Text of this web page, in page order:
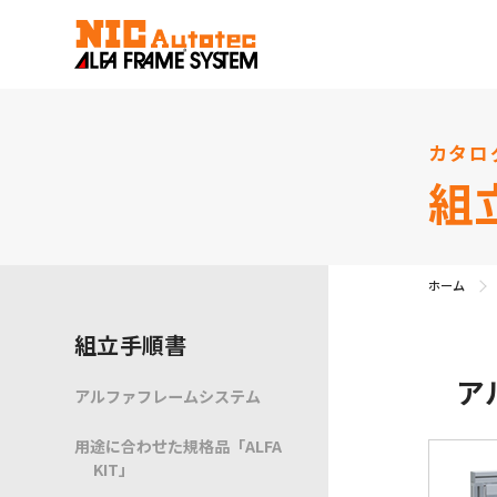
カタ
組
組立手順書
アルファフレームシステム
用途に合わせた規格品「ALFA
KIT」
ホーム
ア